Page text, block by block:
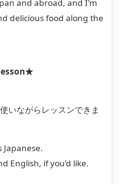
and abroad, and I'm
delicious food along the
いながらレッスンできま
English, if you’d like.